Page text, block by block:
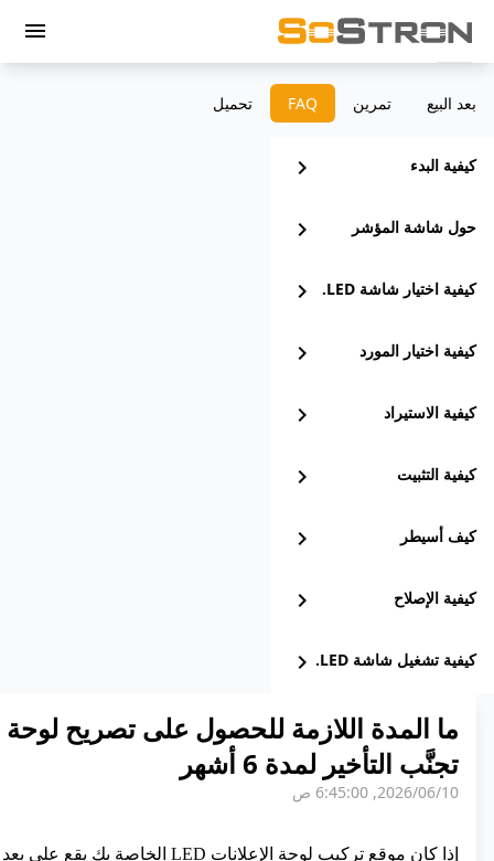
menu
بعد البيع تمرين ‫FAQ تحميل
كيفية البدء chevron_right
حول شاشة المؤشر chevron_right
كيفية اختيار شاشة LED. chevron_right
كيفية اختيار المورد chevron_right
كيفية الاستيراد chevron_right
كيفية التثبيت chevron_right
كيف أسيطر chevron_right
كيفية الإصلاح chevron_right
كيفية تشغيل شاشة LED. chevron_right
تجنَّب التأخير لمدة 6 أشهر
10‏/06‏/2026, 6:45:00 ص